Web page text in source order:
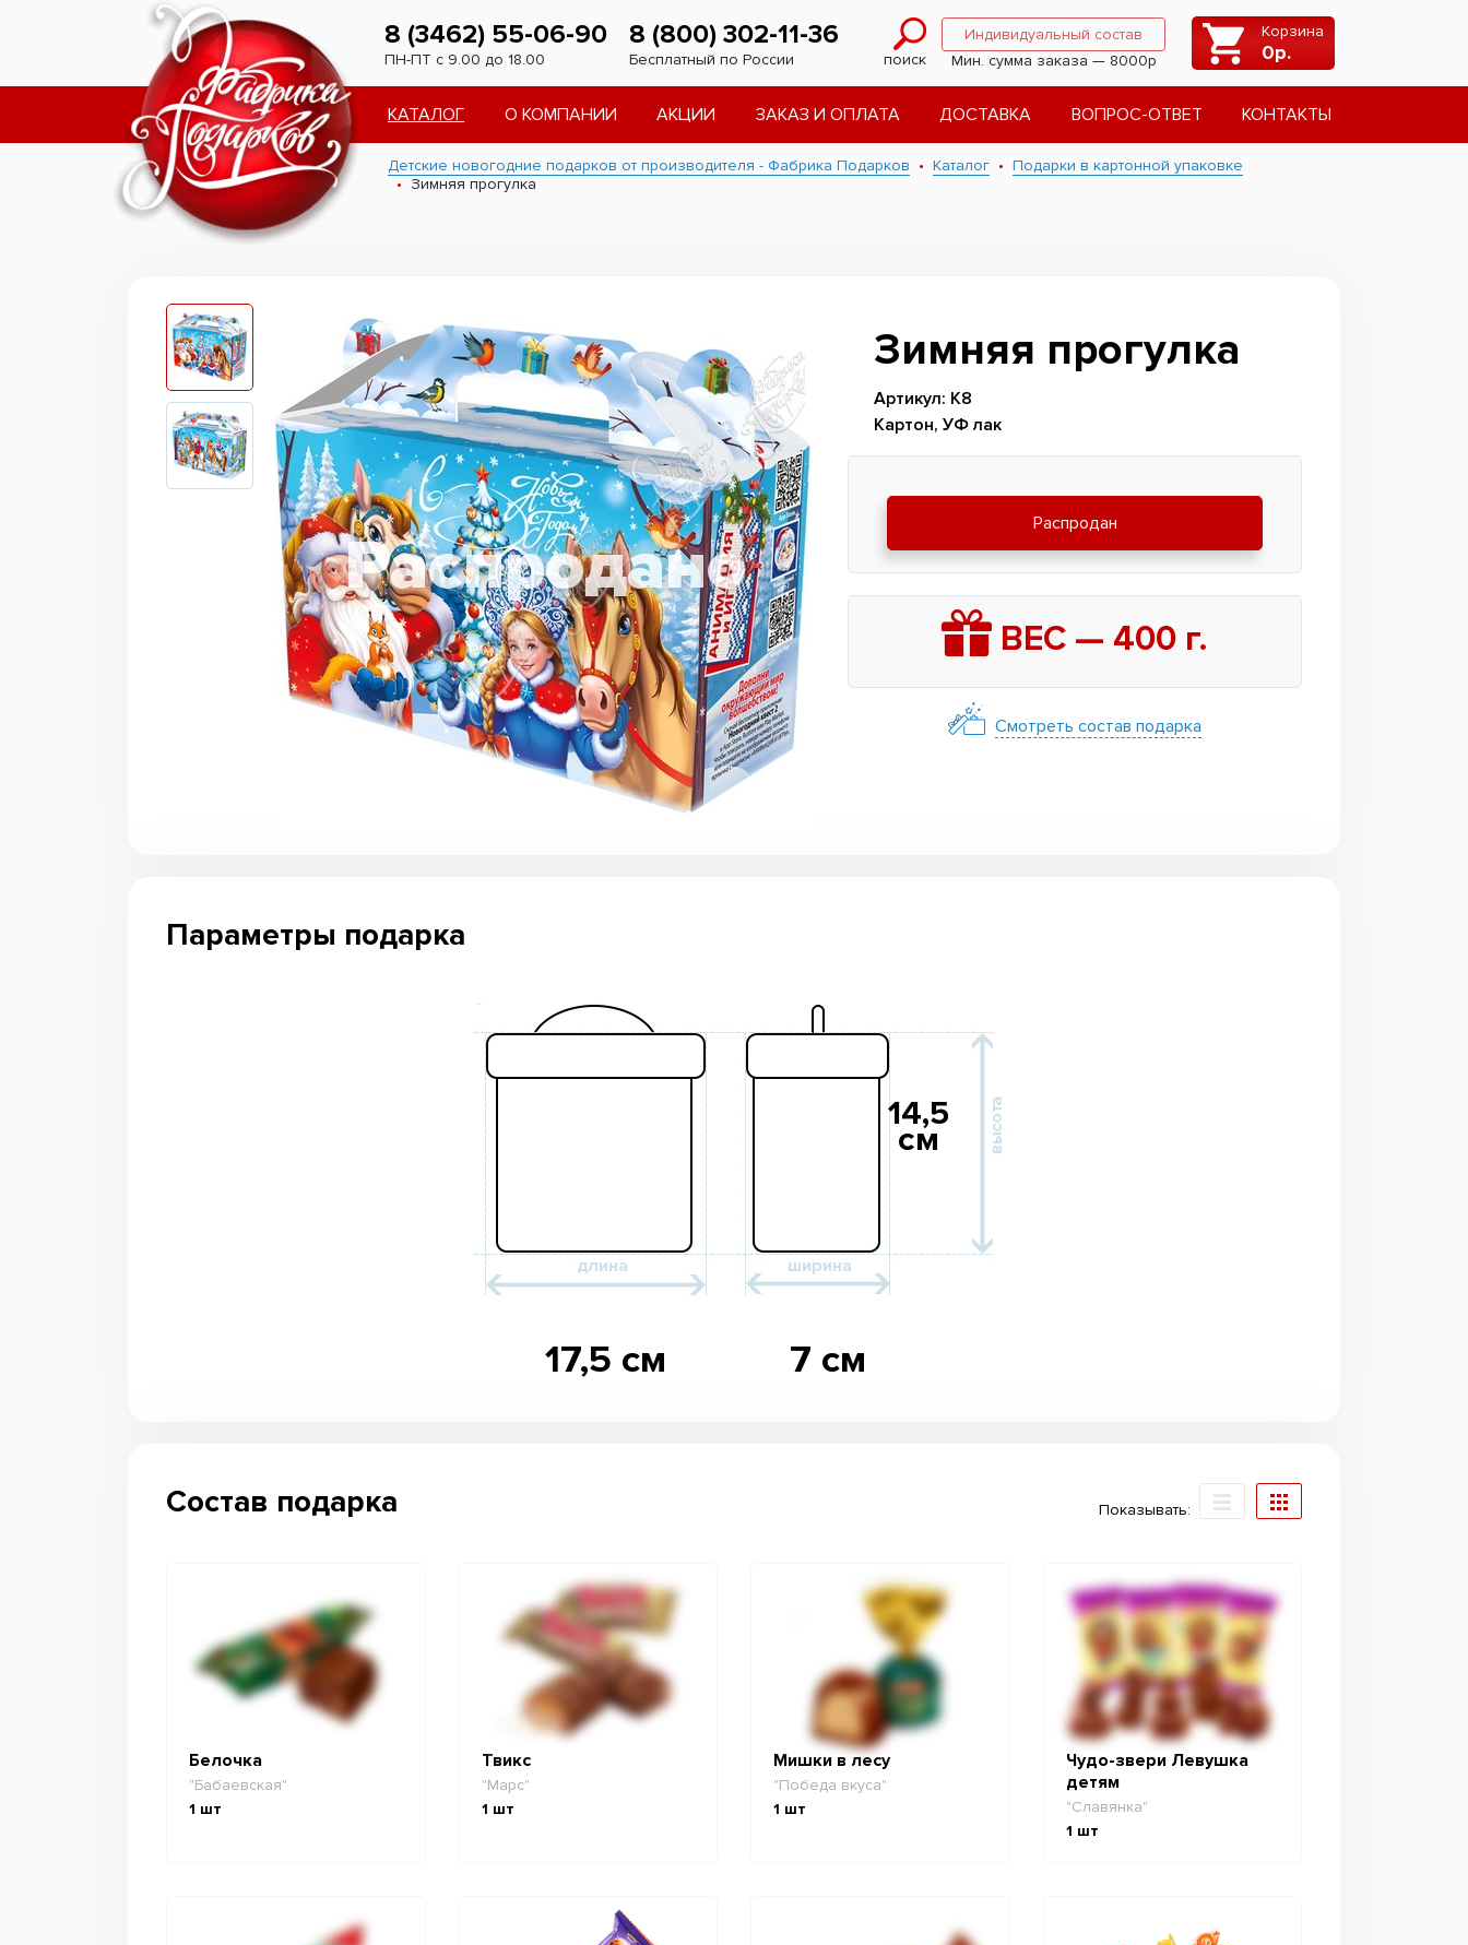
8 (3462) 55-06-90
ПН-ПТ с 9.00 до 18.00
8 (800) 302-11-36
Бесплатный по России поиск
Индивидуальный состав
Мин. сумма заказа — 8000р
Корзина
0р.
КАТАЛОГ О КОМПАНИИ АКЦИИ ЗАКАЗ И ОПЛАТА ДОСТАВКА ВОПРОС-ОТВЕТ КОНТАКТЫ
Детские новогодние подарков от производителя - Фабрика Подарков Каталог
Подарки в картонной упаковке
Зимняя прогулка
Зимняя прогулка
Артикул: К8
Картон, УФ лак
Распродан
ВЕС — 400 г.
Смотреть состав подарка
Параметры подарка
17,5 см 7 см
14,5
см
Состав подарка Показывать:
Белочка
"Бабаевская"
1 шт
Твикс
"Марс"
1 шт
Мишки в лесу
"Победа вкуса"
1 шт
Чудо-звери Левушка
детям
"Славянка"
1 шт